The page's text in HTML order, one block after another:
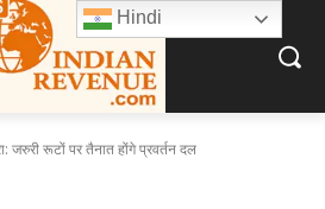
जरुरी रूटों पर तैनात होंगे प्रवर्तन दल
Hindi